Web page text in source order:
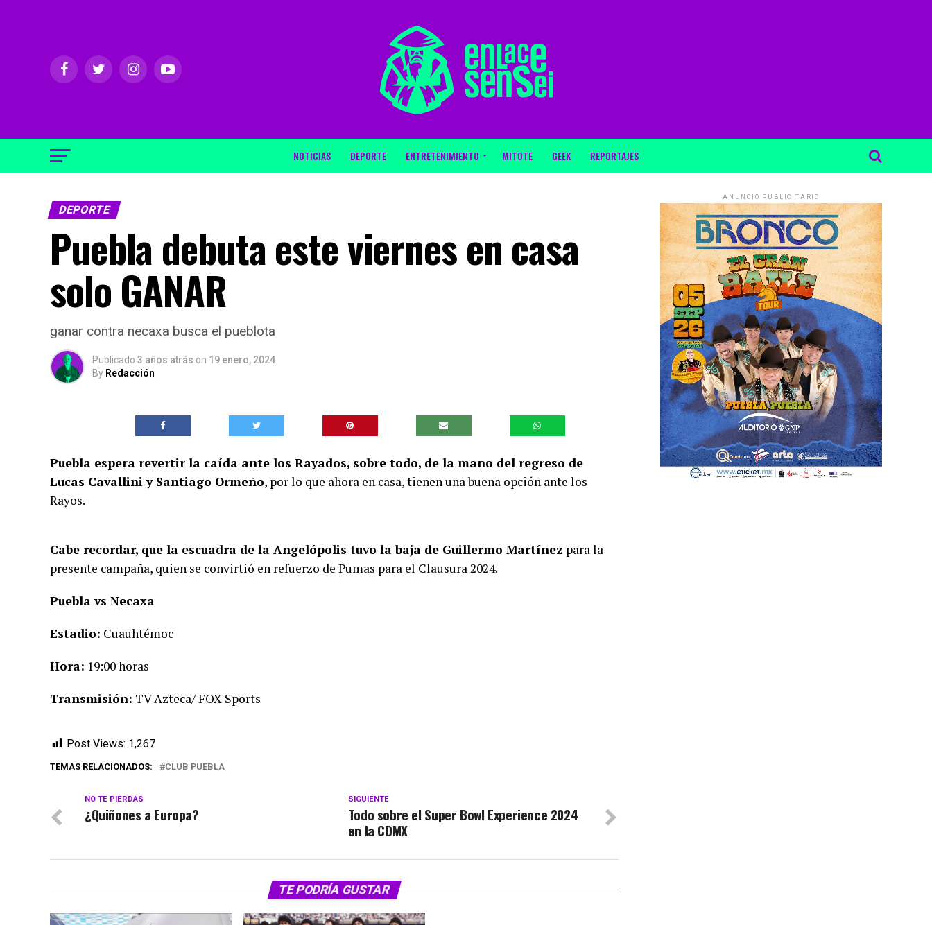
NOTICIAS DEPORTE ENTRETENIMIENTO MITOTE GEEK REPORTAJES
DEPORTE
Puebla debuta este viernes en casa
solo GANAR
ganar contra necaxa busca el pueblota
Publicado 3 años atrás on 19 enero, 2024
By Redacción
Puebla espera revertir la caída ante los Rayados, sobre todo, de la mano del regreso de
Lucas Cavallini y Santiago Ormeño, por lo que ahora en casa, tienen una buena opción ante los
Rayos.
Cabe recordar, que la escuadra de la Angelópolis tuvo la baja de Guillermo Martínez para la
presente campaña, quien se convirtió en refuerzo de Pumas para el Clausura 2024.
Puebla vs Necaxa
Estadio: Cuauhtémoc
Hora: 19:00 horas
Transmisión: TV Azteca/ FOX Sports
Post Views: 1,267
TEMAS RELACIONADOS: CLUB PUEBLA
SIGUIENTE
Todo sobre el Super Bowl Experience 2024
en la CDMX
NO TE PIERDAS
¿Quiñones a Europa?
TE PODRÍA GUSTAR
ANUNCIO PUBLICITARIO